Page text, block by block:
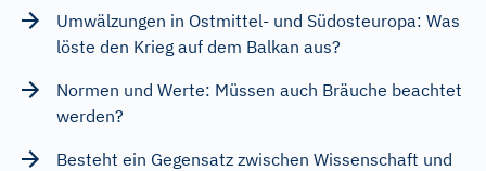
Umwälzungen in Ostmittel- und Südosteuropa: Was
löste den Krieg auf dem Balkan aus?
Normen und Werte: Müssen auch Bräuche beachtet
werden?
Besteht ein Gegensatz zwischen Wissenschaft und